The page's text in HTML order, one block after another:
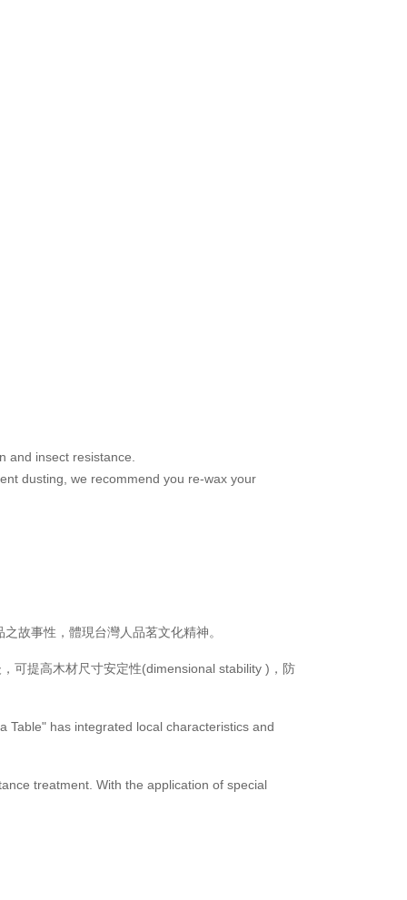
and insect resistance.
dusting, we recommend you re-wax your
故事性，體現台灣人品茗文化精神。
可提高木材尺寸安定性(dimensional stability )，防
Table" has integrated local characteristics and
treatment. With the application of special